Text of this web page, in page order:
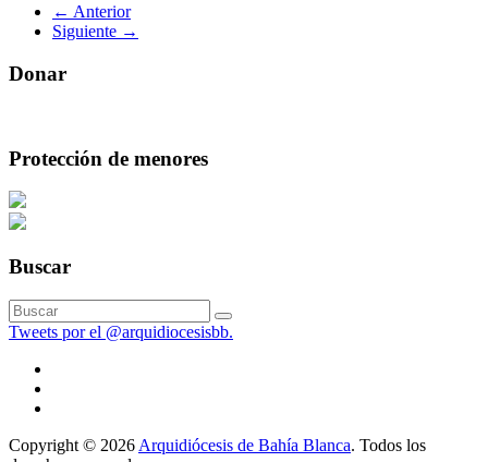
← Anterior
Siguiente →
Donar
Protección de menores
Buscar
Tweets por el @arquidiocesisbb.
Copyright © 2026 Arquidiócesis de Bahía Blanca. Todos los